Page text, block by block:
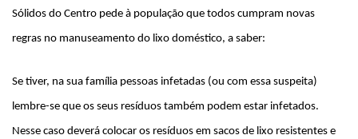
Sólidos do Centro pede à população que todos cumpram novas
regras no manuseamento do lixo doméstico, a saber:
Se tiver, na sua família pessoas infetadas (ou com essa suspeita)
lembre-se que os seus resíduos também podem estar infetados.
Nesse caso deverá colocar os resíduos em sacos de lixo resistentes e